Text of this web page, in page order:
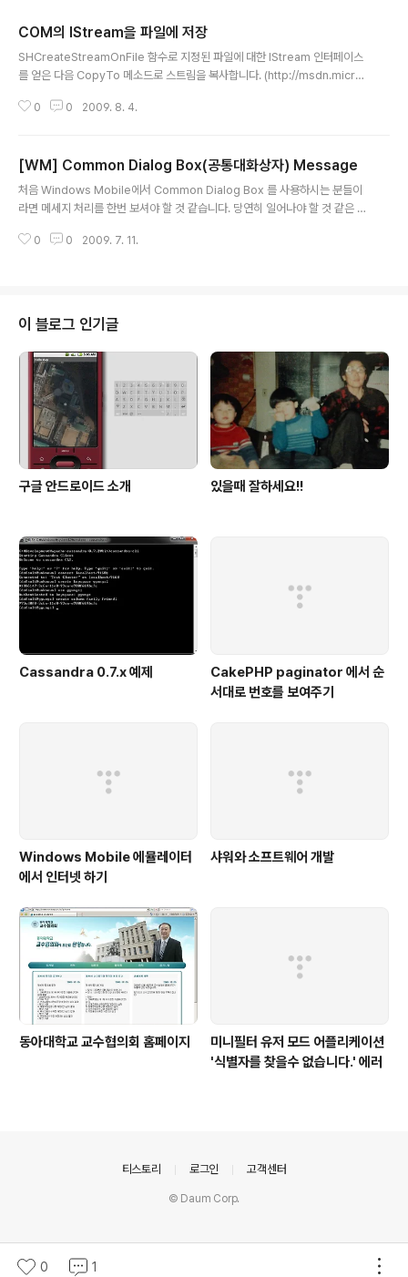
COM의 IStream을 파일에 저장
SHCreateStreamOnFile 함수로 지정된 파일에 대한 IStream 인터페이스
를 얻은 다음 CopyTo 메소드로 스트림을 복사합니다. (http://msdn.micro
........ STATSTG StatInfo; CComPtr pStreamDest; hr = SHCreateStr
pStream->CopyTo(pStreamDest, StatInfo.cbSize, NULL, NULL);
pS..
0 0 2009. 8. 4.
[WM] Common Dialog Box(공통대화상자) Message
처음 Windows Mobile에서 Common Dialog Box 를 사용하시는 분들이
라면 메세지 처리를 한번 보셔야 할 것 같습니다. 당연히 일어나야 할 것 같은 메
개의 Common Dialog Box 메세지 만을 제공합니다. CDM_SETDEFEXT
mmon dialog box when the use..
0 0 2009. 7. 11.
이 블로그 인기글
구글 안드로이드 소개 있을때 잘하세요!!
Cassandra 0.7.x 예제
CakePHP paginator 에서 순
서대로 번호를 보여주기
Windows Mobile 에뮬레이터
에서 인터넷 하기
샤워와 소프트웨어 개발
동아대학교 교수협의회 홈페이지
미니필터 유저 모드 어플리케이션
'식별자를 찾을수 없습니다.' 에러
0 1
티스토리 로그인 고객센터
© Daum Corp.